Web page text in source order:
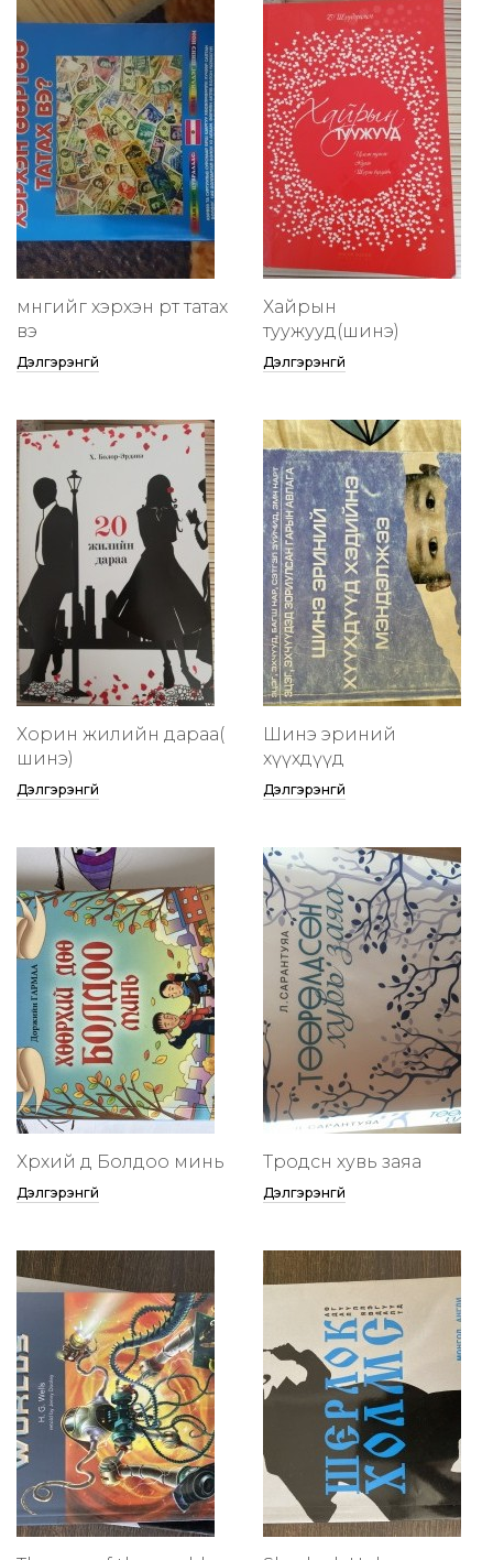
мөнгийг хэрхэн өөртөө татах
вэ
Дэлгэрэнгүй
Хайрын
туужууд(шинэ)
Дэлгэрэнгүй
Хорин жилийн дараа(
шинэ)
Дэлгэрэнгүй
Шинэ эриний
хүүхдүүд
Дэлгэрэнгүй
Хөөрхий дөө Болдоо минь
Дэлгэрэнгүй
Төөрөодсөн хувь заяа
Дэлгэрэнгүй